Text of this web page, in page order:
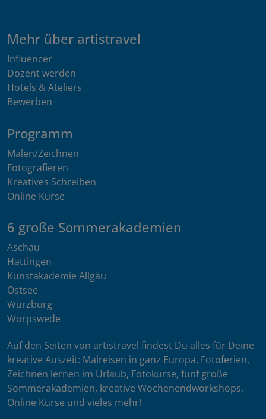
Mehr über artistravel
Influencer
Dozent werden
Hotels & Ateliers
Bewerben
Programm
Malen/Zeichnen
Fotografieren
Kreatives Schreiben
Online Kurse
6 große Sommerakademien
Aschau
Hattingen
Kunstakademie Allgäu
Ostsee
Würzburg
Worpswede
Auf den Seiten von artistravel findest Du alles für Deine
kreative Auszeit: Malreisen in ganz Europa, Fotoferien,
Zeichnen lernen im Urlaub, Fotokurse, fünf große
Sommerakademien, kreative Wochenendworkshops,
Online Kurse und vieles mehr!